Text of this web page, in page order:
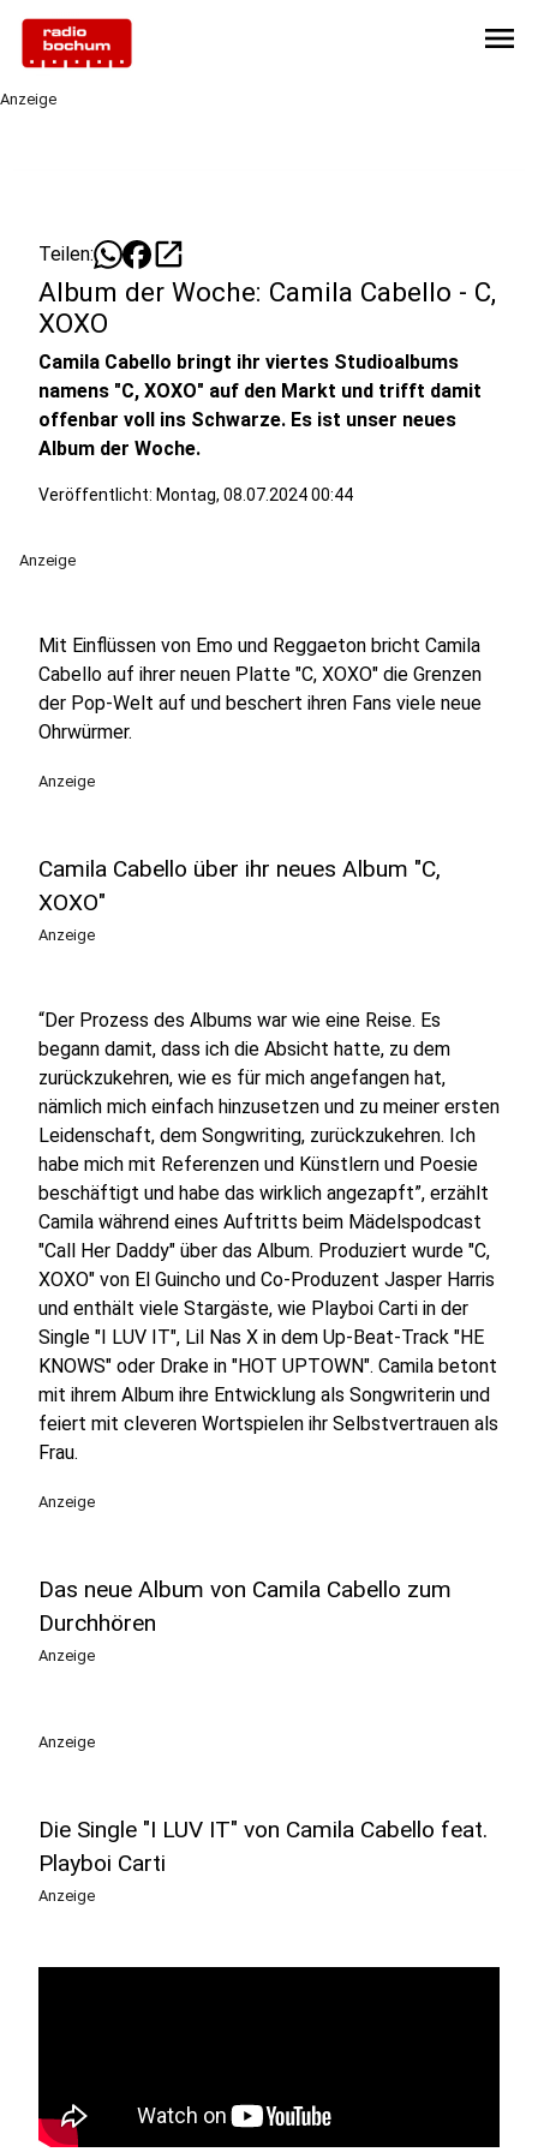
menu
Anzeige
Teilen: open_in_new
Album der Woche: Camila Cabello - C,
XOXO
Camila Cabello bringt ihr viertes Studioalbums
namens "C, XOXO" auf den Markt und trifft damit
offenbar voll ins Schwarze. Es ist unser neues
Album der Woche.
Veröffentlicht: Montag, 08.07.2024 00:44
Anzeige
Mit Einflüssen von Emo und Reggaeton bricht Camila
Cabello auf ihrer neuen Platte "C, XOXO" die Grenzen
der Pop-Welt auf und beschert ihren Fans viele neue
Ohrwürmer.
Anzeige
Camila Cabello über ihr neues Album "C,
XOXO"
Anzeige
“Der Prozess des Albums war wie eine Reise. Es
begann damit, dass ich die Absicht hatte, zu dem
zurückzukehren, wie es für mich angefangen hat,
nämlich mich einfach hinzusetzen und zu meiner ersten
Leidenschaft, dem Songwriting, zurückzukehren. Ich
habe mich mit Referenzen und Künstlern und Poesie
beschäftigt und habe das wirklich angezapft”, erzählt
Camila während eines Auftritts beim Mädelspodcast
"Call Her Daddy" über das Album. Produziert wurde "C,
XOXO" von El Guincho und Co-Produzent Jasper Harris
und enthält viele Stargäste, wie Playboi Carti in der
Single "I LUV IT", Lil Nas X in dem Up-Beat-Track "HE
KNOWS" oder Drake in "HOT UPTOWN". Camila betont
mit ihrem Album ihre Entwicklung als Songwriterin und
feiert mit cleveren Wortspielen ihr Selbstvertrauen als
Frau.
Anzeige
Das neue Album von Camila Cabello zum
Durchhören
Anzeige
Anzeige
Die Single "I LUV IT" von Camila Cabello feat.
Playboi Carti
Anzeige